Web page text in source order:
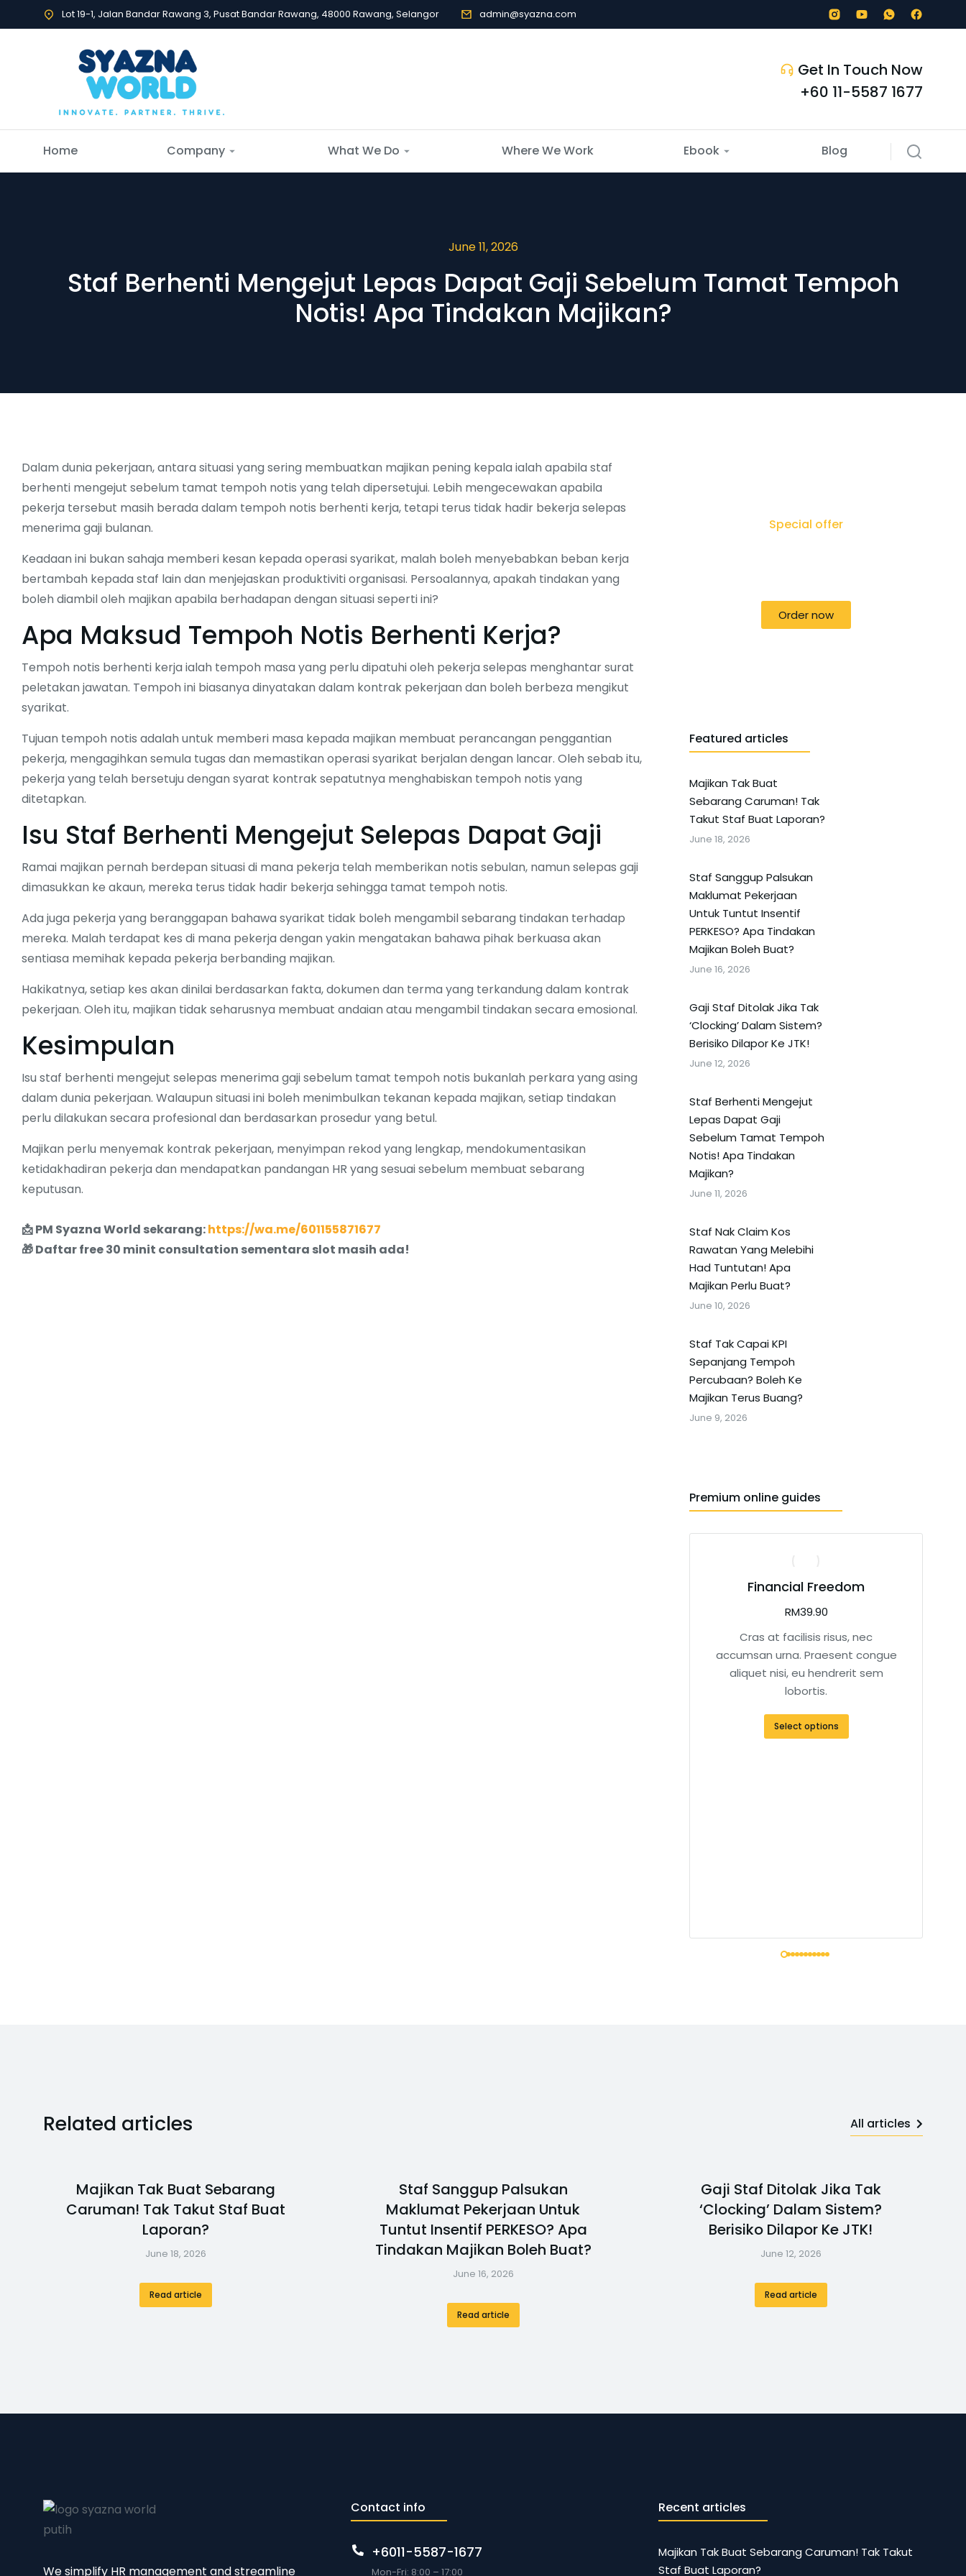
Lot 19-1, Jalan Bandar Rawang 3, Pusat Bandar Rawang, 48000 Rawang, Selangor admin@syazna.com
Get In Touch Now
+60 11-5587 1677
Home Company What We Do Where We Work Ebook Blog
June 11, 2026
Staf Berhenti Mengejut Lepas Dapat Gaji Sebelum Tamat Tempoh
Notis! Apa Tindakan Majikan?
Dalam dunia pekerjaan, antara situasi yang sering membuatkan majikan pening kepala ialah apabila staf
berhenti mengejut sebelum tamat tempoh notis yang telah dipersetujui. Lebih mengecewakan apabila
pekerja tersebut masih berada dalam tempoh notis berhenti kerja, tetapi terus tidak hadir bekerja selepas
menerima gaji bulanan.
Keadaan ini bukan sahaja memberi kesan kepada operasi syarikat, malah boleh menyebabkan beban kerja
bertambah kepada staf lain dan menjejaskan produktiviti organisasi. Persoalannya, apakah tindakan yang
boleh diambil oleh majikan apabila berhadapan dengan situasi seperti ini?
Apa Maksud Tempoh Notis Berhenti Kerja?
Tempoh notis berhenti kerja ialah tempoh masa yang perlu dipatuhi oleh pekerja selepas menghantar surat
peletakan jawatan. Tempoh ini biasanya dinyatakan dalam kontrak pekerjaan dan boleh berbeza mengikut
syarikat.
Tujuan tempoh notis adalah untuk memberi masa kepada majikan membuat perancangan penggantian
pekerja, mengagihkan semula tugas dan memastikan operasi syarikat berjalan dengan lancar. Oleh sebab itu,
pekerja yang telah bersetuju dengan syarat kontrak sepatutnya menghabiskan tempoh notis yang
ditetapkan.
Isu Staf Berhenti Mengejut Selepas Dapat Gaji
Ramai majikan pernah berdepan situasi di mana pekerja telah memberikan notis sebulan, namun selepas gaji
dimasukkan ke akaun, mereka terus tidak hadir bekerja sehingga tamat tempoh notis.
Ada juga pekerja yang beranggapan bahawa syarikat tidak boleh mengambil sebarang tindakan terhadap
mereka. Malah terdapat kes di mana pekerja dengan yakin mengatakan bahawa pihak berkuasa akan
sentiasa memihak kepada pekerja berbanding majikan.
Hakikatnya, setiap kes akan dinilai berdasarkan fakta, dokumen dan terma yang terkandung dalam kontrak
pekerjaan. Oleh itu, majikan tidak seharusnya membuat andaian atau mengambil tindakan secara emosional.
Kesimpulan
Isu staf berhenti mengejut selepas menerima gaji sebelum tamat tempoh notis bukanlah perkara yang asing
dalam dunia pekerjaan. Walaupun situasi ini boleh menimbulkan tekanan kepada majikan, setiap tindakan
perlu dilakukan secara profesional dan berdasarkan prosedur yang betul.
Majikan perlu menyemak kontrak pekerjaan, menyimpan rekod yang lengkap, mendokumentasikan
ketidakhadiran pekerja dan mendapatkan pandangan HR yang sesuai sebelum membuat sebarang
keputusan.
📩 PM Syazna World sekarang:https://wa.me/601155871677
🎁 Daftar free 30 minit consultation sementara slot masih ada!
Special offer
Order now
Featured articles
Majikan Tak Buat
Sebarang Caruman! Tak
Takut Staf Buat Laporan?
June 18, 2026
Staf Sanggup Palsukan
Maklumat Pekerjaan
Untuk Tuntut Insentif
PERKESO? Apa Tindakan
Majikan Boleh Buat?
June 16, 2026
Gaji Staf Ditolak Jika Tak
‘Clocking’ Dalam Sistem?
Berisiko Dilapor Ke JTK!
June 12, 2026
Staf Berhenti Mengejut
Lepas Dapat Gaji
Sebelum Tamat Tempoh
Notis! Apa Tindakan
Majikan?
June 11, 2026
Staf Nak Claim Kos
Rawatan Yang Melebihi
Had Tuntutan! Apa
Majikan Perlu Buat?
June 10, 2026
Staf Tak Capai KPI
Sepanjang Tempoh
Percubaan? Boleh Ke
Majikan Terus Buang?
June 9, 2026
Premium online guides
Financial Freedom
RM39.90
Cras at facilisis risus, nec
accumsan urna. Praesent congue
aliquet nisi, eu hendrerit sem
lobortis.
Select options
Related articles All articles
Majikan Tak Buat Sebarang
Caruman! Tak Takut Staf Buat
Laporan?
June 18, 2026
Read article
Staf Sanggup Palsukan
Maklumat Pekerjaan Untuk
Tuntut Insentif PERKESO? Apa
Tindakan Majikan Boleh Buat?
June 16, 2026
Read article
Gaji Staf Ditolak Jika Tak
‘Clocking’ Dalam Sistem?
Berisiko Dilapor Ke JTK!
June 12, 2026
Read article
We simplify HR management and streamline
Contact info
+6011-5587-1677
Mon-Fri: 8:00 – 17:00
Recent articles
Majikan Tak Buat Sebarang Caruman! Tak Takut
Staf Buat Laporan?